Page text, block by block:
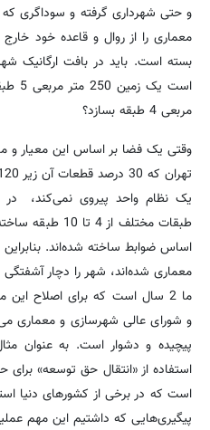
و حتی شهرداری گرفته و سوداگری که
معماری را از روال و قاعده خود
بسته است. باید در بافت ارگانیک
مربعی 4 طبقه بسازد؟
وقتی یک فضا بر اساس این معیار و
یک نظام واحد پیروی نمی‌کند،
طبقات مختلف
اساس ضوابط ساخته شده‌اند.
معماری شده‌اند، شهر را دچار
و شورای عالی شهرسازی و معماری
پیچیده و دشوار است. به عنوان
استفاده از «انتقال حق توسعه»
است که در برخی از کشورهای دنیا
پیگیری‌هایی که داشتیم این مهم